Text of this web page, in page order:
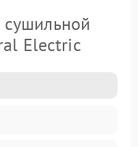
сушильной
Electric